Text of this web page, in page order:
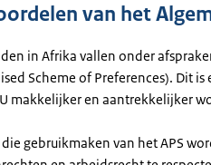
van het
in Afrika vallen onder
Scheme of Preferences). Dit
makkelijker en aantrekkelijker
gebruikmaken van het APS